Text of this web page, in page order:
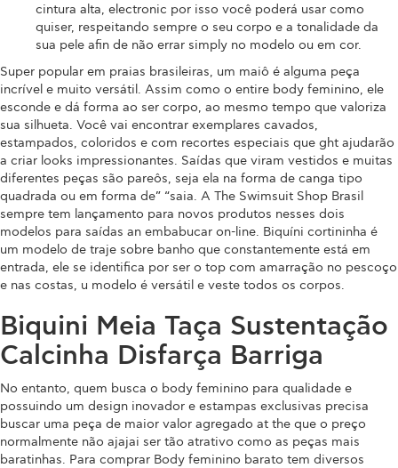
cintura alta, electronic por isso você poderá usar como
quiser, respeitando sempre o seu corpo e a tonalidade da
sua pele afin de não errar simply no modelo ou em cor.
Super popular em praias brasileiras, um maiô é alguma peça
incrível e muito versátil. Assim como o entire body feminino, ele
esconde e dá forma ao ser corpo, ao mesmo tempo que valoriza
sua silhueta. Você vai encontrar exemplares cavados,
estampados, coloridos e com recortes especiais que ght ajudarão
a criar looks impressionantes. Saídas que viram vestidos e muitas
diferentes peças são pareôs, seja ela na forma de canga tipo
quadrada ou em forma de” “saia. A The Swimsuit Shop Brasil
sempre tem lançamento para novos produtos nesses dois
modelos para saídas an embabucar on-line. Biquíni cortininha é
um modelo de traje sobre banho que constantemente está em
entrada, ele se identifica por ser o top com amarração no pescoço
e nas costas, u modelo é versátil e veste todos os corpos.
Biquini Meia Taça Sustentação
Calcinha Disfarça Barriga
No entanto, quem busca o body feminino para qualidade e
possuindo um design inovador e estampas exclusivas precisa
buscar uma peça de maior valor agregado at the que o preço
normalmente não ajajai ser tão atrativo como as peças mais
baratinhas. Para comprar Body feminino barato tem diversos